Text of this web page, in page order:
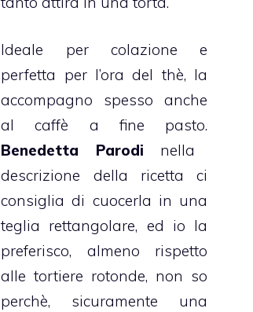
Ideale per colazione e
perfetta per l’ora del thè, la
accompagno spesso anche
al caffè a fine pasto.
Benedetta Parodi nella
descrizione della ricetta ci
consiglia di cuocerla in una
teglia rettangolare, ed io la
preferisco, almeno rispetto
alle tortiere rotonde, non so
perchè, sicuramente una